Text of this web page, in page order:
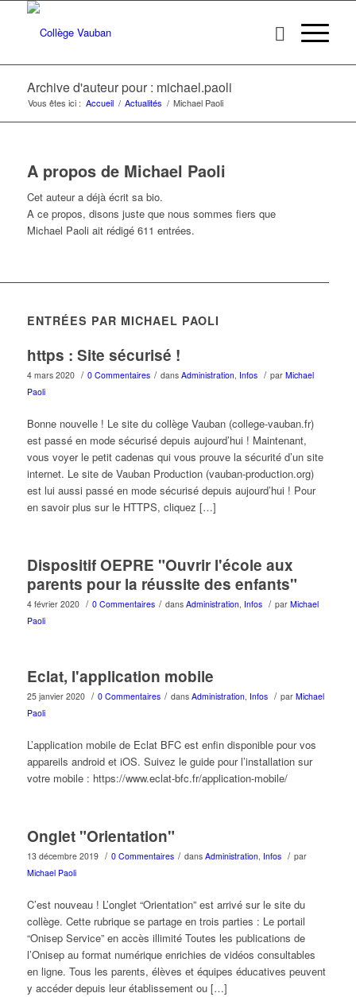
Archive d'auteur pour : michael.paoli
Vous êtes ici : Accueil / Actualités / Michael Paoli
A propos de Michael Paoli
Cet auteur a déjà écrit sa bio.
A ce propos, disons juste que nous sommes fiers que
Michael Paoli ait rédigé 611 entrées.
ENTRÉES PAR MICHAEL PAOLI
https : Site sécurisé !
4 mars 2020 / 0 Commentaires / dans Administration, Infos / par Michael
Paoli
Bonne nouvelle ! Le site du collège Vauban (college-vauban.fr)
est passé en mode sécurisé depuis aujourd’hui ! Maintenant,
vous voyer le petit cadenas qui vous prouve la sécurité d’un site
internet. Le site de Vauban Production (vauban-production.org)
est lui aussi passé en mode sécurisé depuis aujourd’hui ! Pour
en savoir plus sur le HTTPS, cliquez […]
Dispositif OEPRE "Ouvrir l'école aux
parents pour la réussite des enfants"
4 février 2020 / 0 Commentaires / dans Administration, Infos / par Michael
Paoli
Eclat, l'application mobile
25 janvier 2020 / 0 Commentaires / dans Administration, Infos / par Michael
Paoli
L’application mobile de Eclat BFC est enfin disponible pour vos
appareils android et iOS. Suivez le guide pour l’installation sur
votre mobile : https://www.eclat-bfc.fr/application-mobile/
Onglet "Orientation"
13 décembre 2019 / 0 Commentaires / dans Administration, Infos / par
Michael Paoli
C’est nouveau ! L’onglet “Orientation” est arrivé sur le site du
collège. Cette rubrique se partage en trois parties : Le portail
“Onisep Service” en accès illimité Toutes les publications de
l’Onisep au format numérique enrichies de vidéos consultables
en ligne. Tous les parents, élèves et équipes éducatives peuvent
y accéder depuis leur établissement ou […]